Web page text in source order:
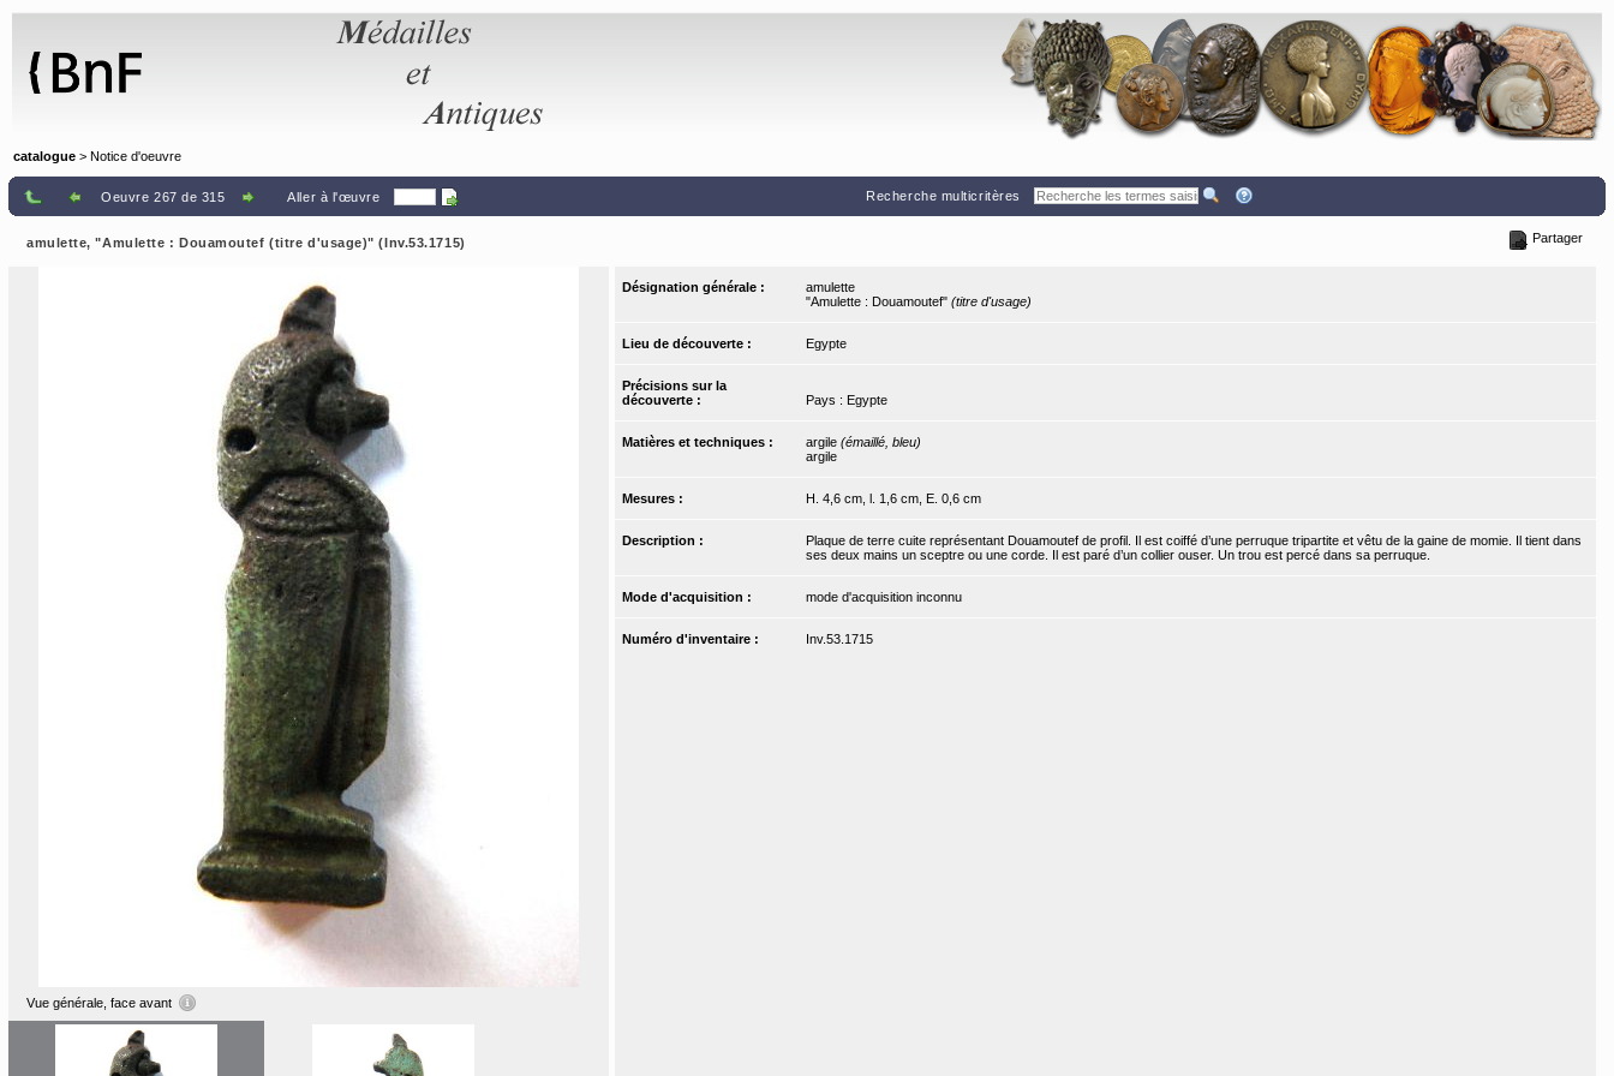
catalogue > Notice d'oeuvre
Oeuvre 267 de 315 Aller à l'œuvre Recherche multicritères
amulette, "Amulette : Douamoutef (titre d'usage)" (Inv.53.1715) Partager
Vue générale, face avant
Désignation générale :
amulette
"Amulette : Douamoutef" (titre d'usage)
Lieu de découverte : Egypte
Précisions sur la
découverte :
Pays : Egypte
Matières et techniques : argile (émaillé, bleu)
argile
Mesures : H. 4,6 cm, l. 1,6 cm, E. 0,6 cm
Description :
Plaque de terre cuite représentant Douamoutef de profil. Il est coiffé d’une perruque tripartite et vêtu de la gaine de momie. Il tient dans
ses deux mains un sceptre ou une corde. Il est paré d’un collier ouser. Un trou est percé dans sa perruque.
Mode d'acquisition : mode d'acquisition inconnu
Numéro d'inventaire : Inv.53.1715